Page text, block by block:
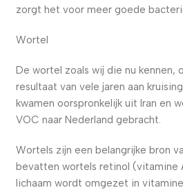
zorgt het voor meer goede
Wortel
De wortel zoals wij die nu
resultaat van vele jaren aan
kwamen oorspronkelijk uit Iran en
VOC naar Nederland gebracht.
Wortels zijn een belangrijke bron
bevatten wortels retinol (vitamine
lichaam wordt omgezet in